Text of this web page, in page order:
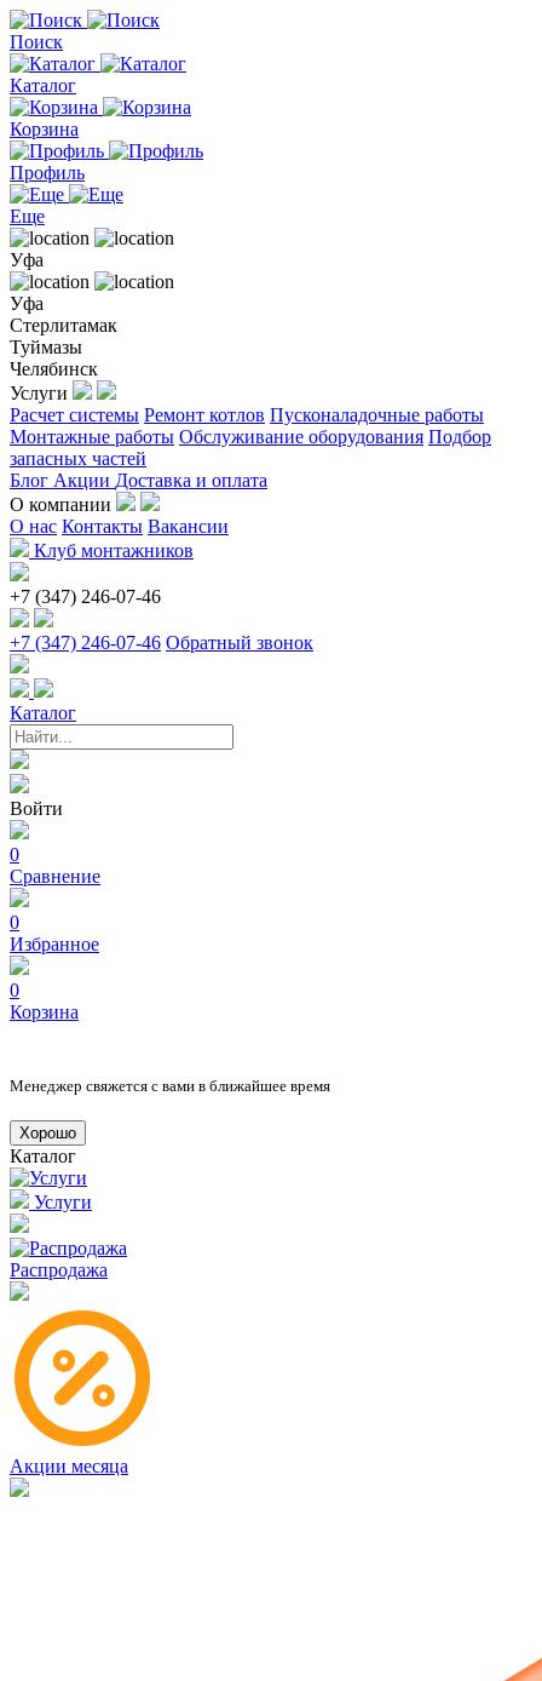
Поиск
Каталог
Корзина
Профиль
Еще
Уфа
Уфа
Стерлитамак
Туймазы
Челябинск
Услуги
Расчет системы Ремонт котлов Пусконаладочные работы
Монтажные работы Обслуживание оборудования Подбор
запасных частей
Блог Акции Доставка и оплата
О компании
О нас Контакты Вакансии
Клуб монтажников
+7 (347) 246-07-46
+7 (347) 246-07-46 Обратный звонок
Каталог
Войти
0
Сравнение
0
Избранное
0
Корзина
Менеджер свяжется с вами в ближайшее время
Хорошо
Каталог
Услуги
Распродажа
Акции месяца